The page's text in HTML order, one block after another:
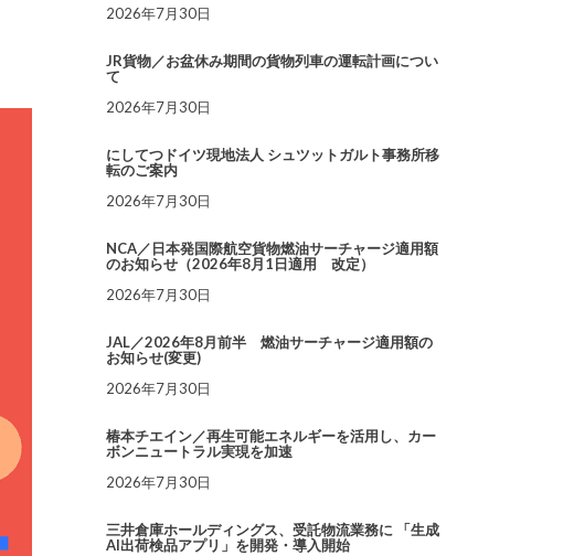
2026年7月30日
JR貨物／お盆休み期間の貨物列車の運転計画につい
て
2026年7月30日
にしてつドイツ現地法人 シュツットガルト事務所移
転のご案内
2026年7月30日
NCA／日本発国際航空貨物燃油サーチャージ適用額
のお知らせ（2026年8月1日適用 改定）
2026年7月30日
JAL／2026年8月前半 燃油サーチャージ適用額の
お知らせ(変更)
2026年7月30日
椿本チエイン／再生可能エネルギーを活用し、カー
ボンニュートラル実現を加速
2026年7月30日
三井倉庫ホールディングス、受託物流業務に 「生成
AI出荷検品アプリ」を開発・導入開始